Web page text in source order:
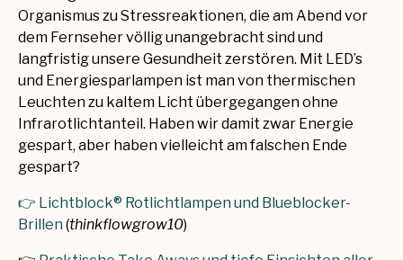
Organismus zu Stressreaktionen, die am Abend vor
dem Fernseher völlig unangebracht sind und
langfristig unsere Gesundheit zerstören. Mit LED’s
und Energiesparlampen ist man von thermischen
Leuchten zu kaltem Licht übergegangen ohne
Infrarotlichtanteil. Haben wir damit zwar Energie
gespart, aber haben vielleicht am falschen Ende
gespart?
👉 Lichtblock® Rotlichtlampen und Blueblocker-
Brillen (thinkflowgrow10)